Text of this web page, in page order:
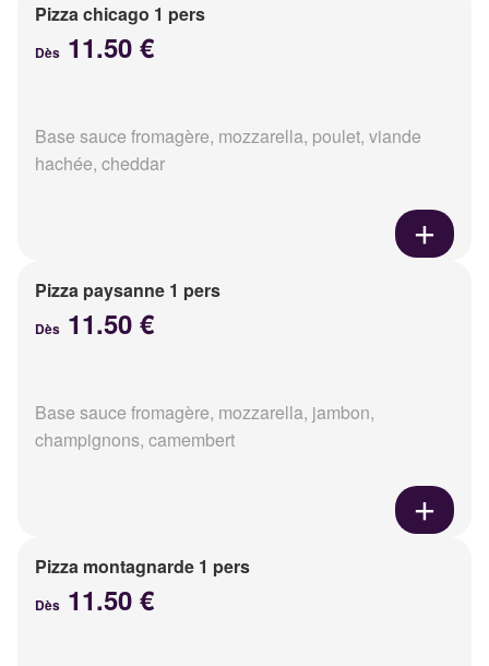
Pizza chicago 1 pers
Dès 11.50 €
Base sauce fromagère, mozzarella, poulet, viande
hachée, cheddar
Pizza paysanne 1 pers
Dès 11.50 €
Base sauce fromagère, mozzarella, jambon,
champignons, camembert
Pizza montagnarde 1 pers
Dès 11.50 €